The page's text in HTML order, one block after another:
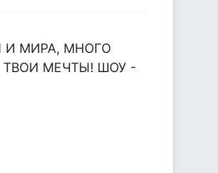
И МИРА, МНОГО
ТВОИ МЕЧТЫ! ШОУ -